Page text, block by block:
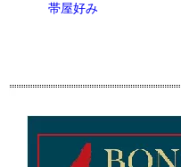
帯屋好み